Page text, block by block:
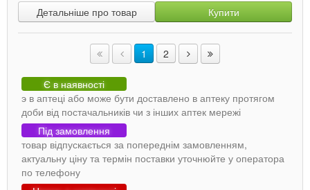
Детальніше про товар Купити
1 2
Є в наявності
э в аптеці або може бути доставлено в аптеку протягом
доби від постачальників чи з інших аптек мережі
Під замовлення
товар відпускається за попереднім замовленням,
актуальну ціну та термін поставки уточнюйте у оператора
по телефону